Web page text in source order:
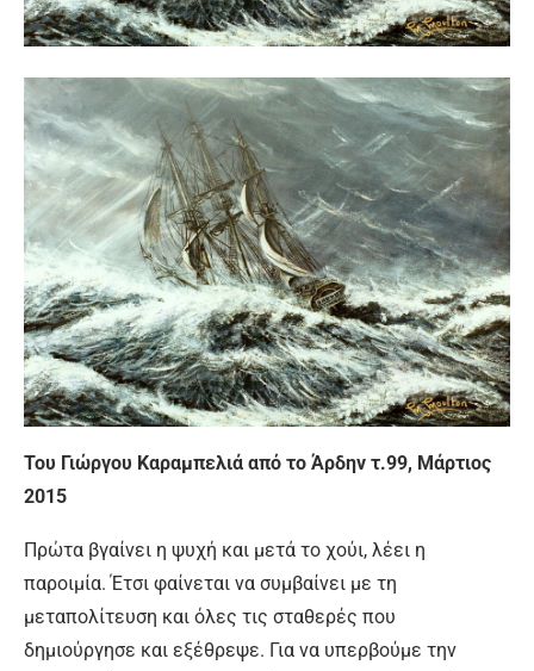
Του Γιώργου Καραμπελιά από το Άρδην τ.99, Μάρτιος
2015
Πρώτα βγαίνει η ψυχή και μετά το χούι, λέει η
παροιμία. Έτσι φαίνεται να συμβαίνει με τη
μεταπολίτευση και όλες τις σταθερές που
δημιούργησε και εξέθρεψε. Για να υπερβούμε την